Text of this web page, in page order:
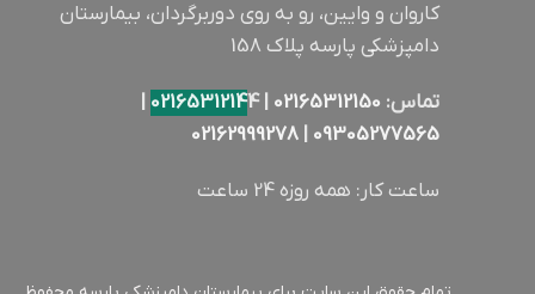
کاروان و وایین، رو به روی دوربرگردان، بیمارستان
دامپزشکی پارسه پلاک 158
تماس: |
02165312144 |
09305277565
02162999278
ساعت کار: همه روزه 24 ساعت